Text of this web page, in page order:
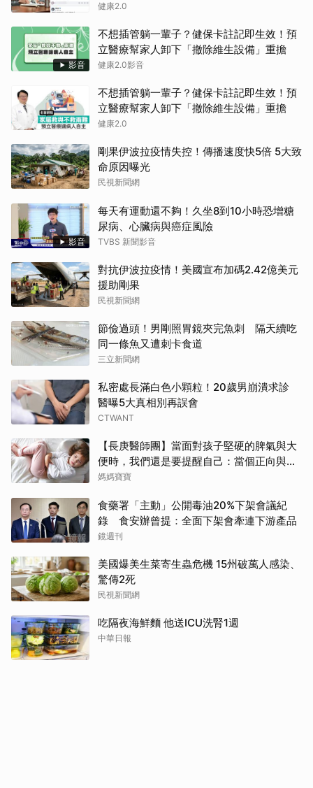
健康2.0
影音
不想插管躺一輩子？健保卡註記即生效！預
立醫療幫家人卸下「撤除維生設備」重擔
健康2.0影音
不想插管躺一輩子？健保卡註記即生效！預
立醫療幫家人卸下「撤除維生設備」重擔
健康2.0
剛果伊波拉疫情失控！傳播速度快5倍 5大致
命原因曝光
民視新聞網
影音
每天有運動還不夠！久坐8到10小時恐增糖
尿病、心臟病與癌症風險
TVBS 新聞影音
對抗伊波拉疫情！美國宣布加碼2.42億美元
援助剛果
民視新聞網
節儉過頭！男剛照胃鏡夾完魚刺 隔天續吃
同一條魚又遭刺卡食道
三立新聞網
私密處長滿白色小顆粒！20歲男崩潰求診
醫曝5大真相別再誤會
CTWANT
【長庚醫師團】當面對孩子堅硬的脾氣與大
便時，我們還是要提醒自己：當個正向與溫
柔的大人
媽媽寶寶
食藥署「主動」公開毒油20%下架會議紀
錄 食安辦曾提：全面下架會牽連下游產品
鏡週刊
美國爆美生菜寄生蟲危機 15州破萬人感染、
驚傳2死
民視新聞網
吃隔夜海鮮麵 他送ICU洗腎1週
中華日報